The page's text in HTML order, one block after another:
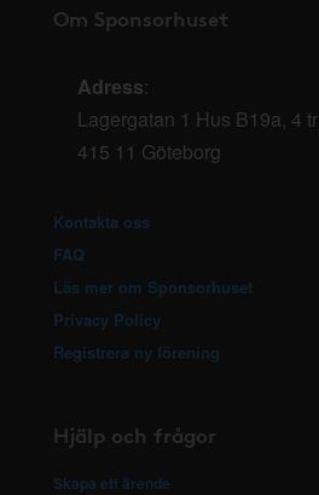
Om Sponsorhuset
Adress:
Lagergatan 1 Hus B19a, 4 tr
415 11 Göteborg
Kontakta oss
FAQ
Läs mer om Sponsorhuset
Privacy Policy
Registrera ny förening
Hjälp och frågor
Skapa ett ärende